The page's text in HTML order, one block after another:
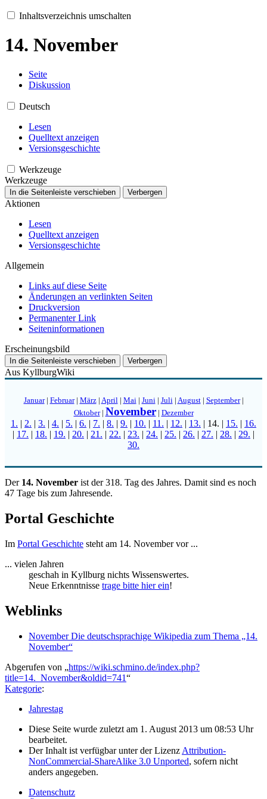
Inhaltsverzeichnis umschalten
14. November
Seite
Diskussion
Deutsch
Lesen
Quelltext anzeigen
Versionsgeschichte
Werkzeuge
Werkzeuge
In die Seitenleiste verschieben Verbergen
Aktionen
Lesen
Quelltext anzeigen
Versionsgeschichte
Allgemein
Links auf diese Seite
Änderungen an verlinkten Seiten
Druckversion
Permanenter Link
Seiten­­informationen
Erscheinungsbild
In die Seitenleiste verschieben Verbergen
Aus KyllburgWiki
Januar| Februar| März| April| Mai| Juni| Juli| August| September|
Oktober| November| Dezember
1. | 2. | 3. | 4. | 5. | 6. | 7. | 8. | 9. | 10. | 11. | 12. | 13. | 14. | 15. | 16.
| 17. | 18. | 19. | 20. | 21. | 22. | 23. | 24. | 25. | 26. | 27. | 28. | 29. |
30.
Der 14. November ist der 318. Tag des Jahres. Damit sind es noch
47 Tage bis zum Jahresende.
Portal Geschichte
Im Portal Geschichte steht am 14. November vor ...
... vielen Jahren
geschah in Kyllburg nichts Wissenswertes.
Neue Erkenntnisse trage bitte hier ein!
Weblinks
November Die deutschsprachige Wikipedia zum Thema „14.
November“
Abgerufen von „https://wiki.schmino.de/index.php?
title=14._November&oldid=741“
Kategorie:
Jahrestag
Diese Seite wurde zuletzt am 1. August 2013 um 08:53 Uhr
bearbeitet.
Der Inhalt ist verfügbar unter der Lizenz Attribution-
NonCommercial-ShareAlike 3.0 Unported, sofern nicht
anders angegeben.
Datenschutz